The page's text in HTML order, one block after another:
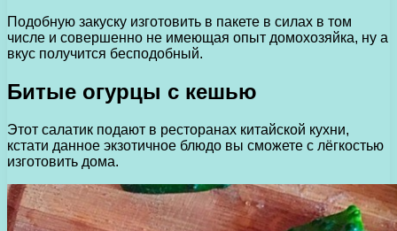
Подобную закуску изготовить в пакете в силах в том
числе и совершенно не имеющая опыт домохозяйка, ну а
вкус получится бесподобный.
Битые огурцы с кешью
Этот салатик подают в ресторанах китайской кухни,
кстати данное экзотичное блюдо вы сможете с лёгкостью
изготовить дома.